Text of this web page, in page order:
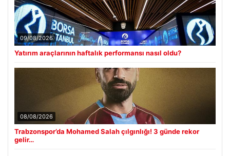
09/08/2026
Yatırım araçlarının haftalık performansı nasıl oldu?
08/08/2026
Trabzonspor’da Mohamed Salah çılgınlığı! 3 günde rekor
gelir…